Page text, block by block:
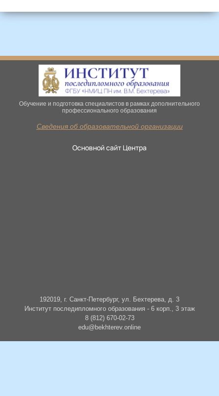
Обучение и подготовка специалистов в рамках дополнительного
профессионального образования
Сведения об образовательной организации
Основной сайт Центра
192019, г. Санкт-Петербург, ул. Бехтерева, д. 3
Институт последипломного образования - 6 корп., 3 этаж
8 (812) 670-02-73
edu@bekhterev.online